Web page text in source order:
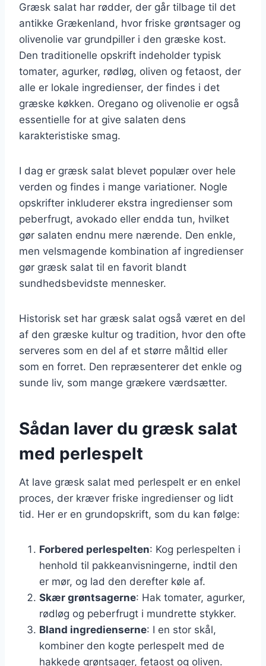
Græsk salat har rødder, der går tilbage til det
antikke Grækenland, hvor friske grøntsager og
olivenolie var grundpiller i den græske kost.
Den traditionelle opskrift indeholder typisk
tomater, agurker, rødløg, oliven og fetaost, der
alle er lokale ingredienser, der findes i det
græske køkken. Oregano og olivenolie er også
essentielle for at give salaten dens
karakteristiske smag.
I dag er græsk salat blevet populær over hele
verden og findes i mange variationer. Nogle
opskrifter inkluderer ekstra ingredienser som
peberfrugt, avokado eller endda tun, hvilket
gør salaten endnu mere nærende. Den enkle,
men velsmagende kombination af ingredienser
gør græsk salat til en favorit blandt
sundhedsbevidste mennesker.
Historisk set har græsk salat også været en del
af den græske kultur og tradition, hvor den ofte
serveres som en del af et større måltid eller
som en forret. Den repræsenterer det enkle og
sunde liv, som mange grækere værdsætter.
Sådan laver du græsk salat
med perlespelt
At lave græsk salat med perlespelt er en enkel
proces, der kræver friske ingredienser og lidt
tid. Her er en grundopskrift, som du kan følge:
Forbered perlespelten: Kog perlespelten i
henhold til pakkeanvisningerne, indtil den
er mør, og lad den derefter køle af.
Skær grøntsagerne: Hak tomater, agurker,
rødløg og peberfrugt i mundrette stykker.
Bland ingredienserne: I en stor skål,
kombiner den kogte perlespelt med de
hakkede grøntsager, fetaost og oliven.